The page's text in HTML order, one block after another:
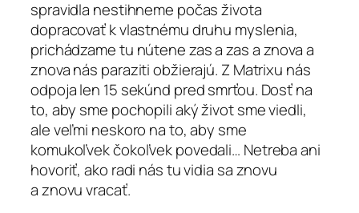
spravidla nestihneme počas života
dopracovať k vlastnému druhu myslenia,
prichádzame tu nútene zas a zas a znova a
znova nás paraziti obžierajú. Z Matrixu nás
odpoja len 15 sekúnd pred smrťou. Dosť na
to, aby sme pochopili aký život sme viedli,
ale veľmi neskoro na to, aby sme
komukoľvek čokoľvek povedali… Netreba ani
hovoriť, ako radi nás tu vidia sa znovu
a znovu vracať.